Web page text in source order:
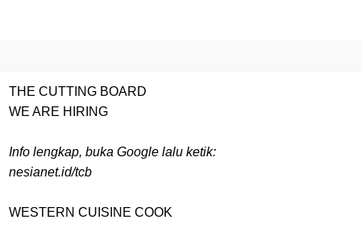
THE CUTTING BOARD
WE ARE HIRING
Info lengkap, buka Google lalu ketik:
nesianet.id/tcb
WESTERN CUISINE COOK